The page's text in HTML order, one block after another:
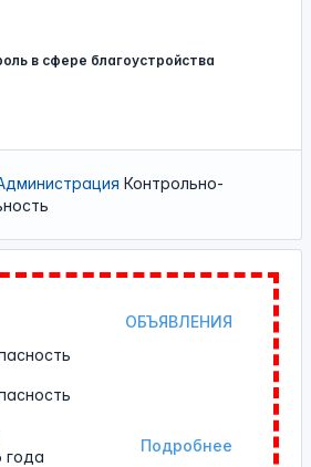
в сфере благоустройства
Контрольно-
ОБЪЯВЛЕНИЯ
Подробнее
года